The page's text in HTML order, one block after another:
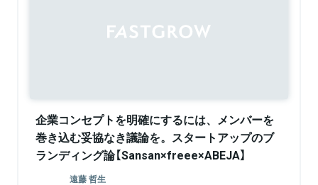
企業コンセプトを明確にするには、メンバーを
巻き込む妥協なき議論を。スタートアップのブ
ランディング論【Sansan×freee×ABEJA】
遠藤 哲生